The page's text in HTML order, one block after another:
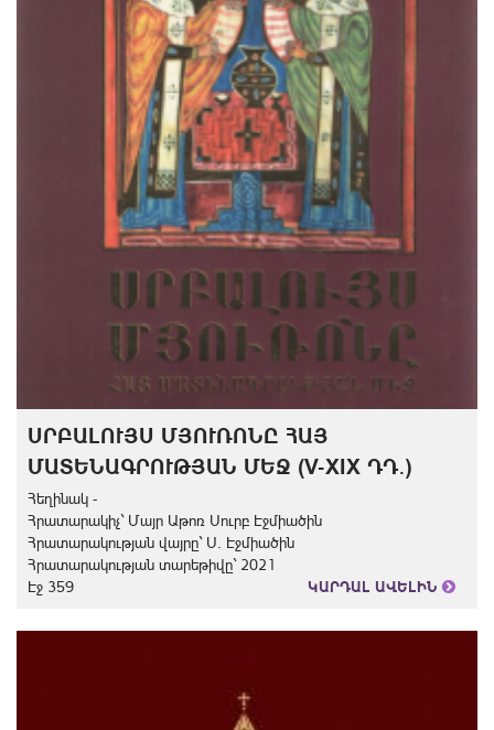
ՍՐԲԱԼՈՒՅՍ ՄՅՈՒՌՈՆԸ ՀԱՅ
ՄԱՏԵՆԱԳՐՈՒԹՅԱՆ ՄԵՋ (V-XIX ԴԴ․)
Հեղինակ -
Հրատարակիչ` Մայր Աթոռ Սուրբ Էջմիածին
Հրատարակության վայրը` Ս. Էջմիածին
Հրատարակության տարեթիվը` 2021
Էջ 359
ԿԱՐԴԱԼ ԱՎԵԼԻՆ